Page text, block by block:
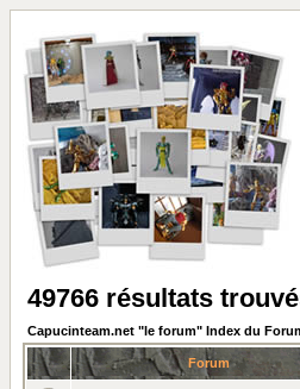
49766 résultats
Capucinteam.net "le forum" Index du
Forum